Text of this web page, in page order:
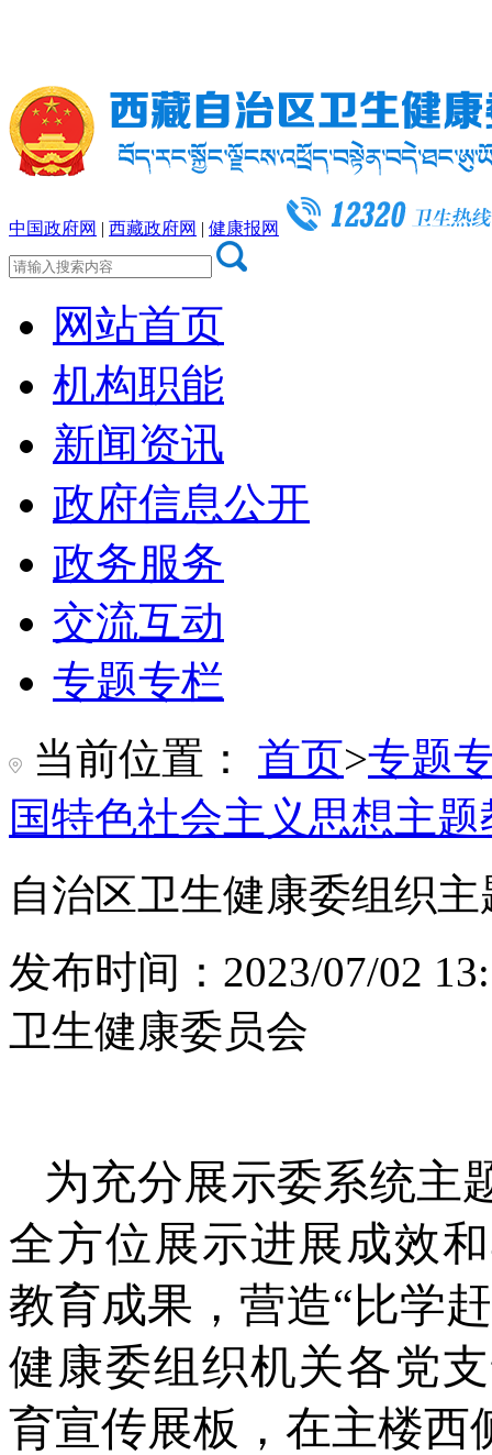
中国政府网 | 西藏政府网 | 健康报网
网站首页
机构职能
新闻资讯
政府信息公开
政务服务
交流互动
专题专栏
当前位置：
首页>专题
国特色社会主义思想主题
自治区卫生健康委组织
发布时间：2023/07/02
卫生健康委员会
为充分展示委系统主
全方位展示进展成效
教育成果，营造“比学
健康委组织机关各党
育宣传展板，在主楼西